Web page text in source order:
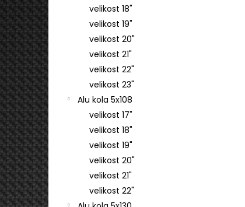
velikost 18"
velikost 19"
velikost 20"
velikost 21"
velikost 22"
velikost 23"
Alu kola 5x108
velikost 17"
velikost 18"
velikost 19"
velikost 20"
velikost 21"
velikost 22"